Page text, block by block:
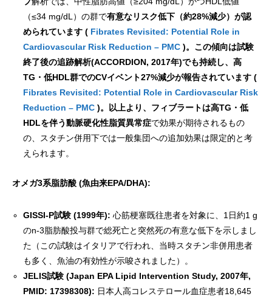
（≤34 mg/dL）の群で有意なリスク低下（約28%減少）が認
められています ( Fibrates Revisited: Potential Role in
Cardiovascular Risk Reduction – PMC)。この傾向は試験
終了後の追跡解析(ACCORDION, 2017年)でも持続し、高
TG・低HDL群でのCVイベント27%減少が報告されています (
Fibrates Revisited: Potential Role in Cardiovascular Risk
Reduction – PMC)。以上より、フィブラートは高TG・低
HDLを伴う動脈硬化性脂質異常症で効果が期待されるもの
の、スタチン併用下では一般集団への追加効果は限定的と考
えられます。
オメガ3系脂肪酸 (魚由来EPA/DHA):
GISSI-P試験 (1999年): 心筋梗塞既往患者を対象に、1日約1 g
のn-3脂肪酸投与群で総死亡と突然死の有意な低下を示しまし
た（この試験はイタリアで行われ、当時スタチン非併用患者
も多く、魚油の有効性が示唆されました）。
JELIS試験 (Japan EPA Lipid Intervention Study, 2007年,
PMID: 17398308): 日本人高コレステロール血症患者18,645